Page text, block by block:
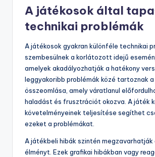
A játékosok által
technikai problémák
A játékosok gyakran különféle technikai
szembesülnek a korlátozott idejű
amelyek akadályozhatják a hatékony
leggyakoribb problémák közé tartoznak
összeomlása, amely váratlanul
haladást és frusztrációt okozva. A játék
követelményeinek teljesítése segíthet
ezeket a problémákat.
A játékbeli hibák szintén megzavarhatják
élményt. Ezek grafikai hibákban vagy